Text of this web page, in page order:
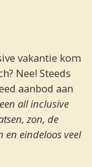
vakantie kom
Nee! Steeds
aanbod aan
all inclusive
zon, de
en eindeloos veel